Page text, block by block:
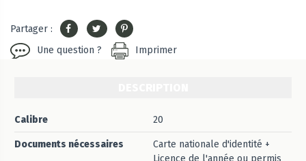
Partager :
Une question ?
Imprimer
Calibre 20
Documents nécessaires
Carte nationale d'identité +